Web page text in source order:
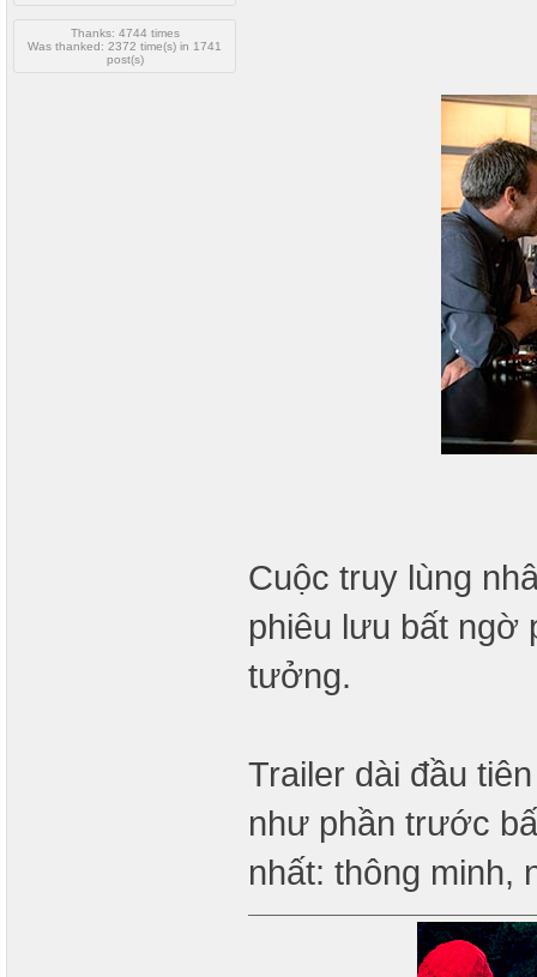
Thanks: 4744 times
Was thanked: 2372 time(s) in 1741
post(s)
Cuộc truy lùng
phiêu lưu bất ngờ
tưởng.
Trailer dài đầu
như phần trước
nhất: thông minh,